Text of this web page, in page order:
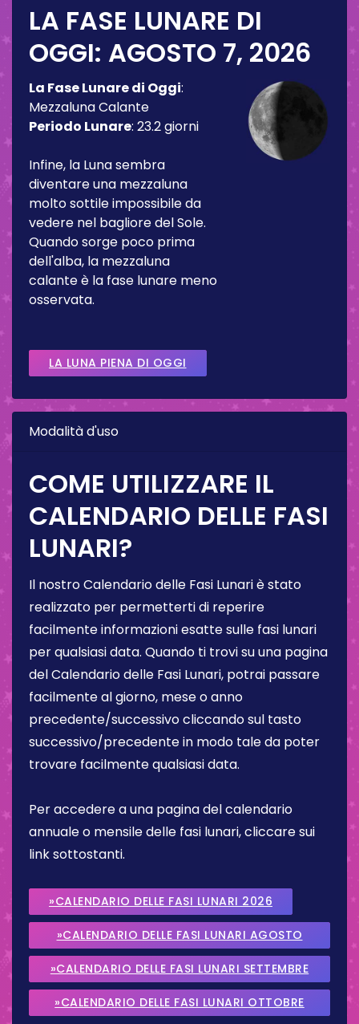
LA FASE LUNARE DI
OGGI: AGOSTO 7, 2026
La Fase Lunare di Oggi:
Mezzaluna Calante
Periodo Lunare: 23.2 giorni
Infine, la Luna sembra
diventare una mezzaluna
molto sottile impossibile da
vedere nel bagliore del Sole.
Quando sorge poco prima
dell'alba, la mezzaluna
calante è la fase lunare meno
osservata.
LA LUNA PIENA DI OGGI
Modalità d'uso
COME UTILIZZARE IL
CALENDARIO DELLE FASI
LUNARI?
Il nostro Calendario delle Fasi Lunari è stato
realizzato per permetterti di reperire
facilmente informazioni esatte sulle fasi lunari
per qualsiasi data. Quando ti trovi su una pagina
del Calendario delle Fasi Lunari, potrai passare
facilmente al giorno, mese o anno
precedente/successivo cliccando sul tasto
successivo/precedente in modo tale da poter
trovare facilmente qualsiasi data.
Per accedere a una pagina del calendario
annuale o mensile delle fasi lunari, cliccare sui
link sottostanti.
»CALENDARIO DELLE FASI LUNARI 2026
»CALENDARIO DELLE FASI LUNARI AGOSTO
2026
»CALENDARIO DELLE FASI LUNARI SETTEMBRE
2026
»CALENDARIO DELLE FASI LUNARI OTTOBRE